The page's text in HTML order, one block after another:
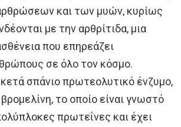
και των μυών, κυρίως
με την αρθρίτιδα, μια
που επηρεάζει
σε όλο τον κόσμο.
σπάνιο πρωτεολυτικό ένζυμο,
το οποίο είναι γνωστό
πρωτεΐνες και έχει